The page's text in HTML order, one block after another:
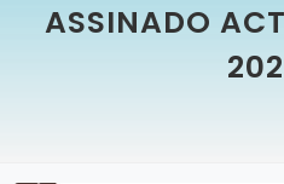
ASSINADO